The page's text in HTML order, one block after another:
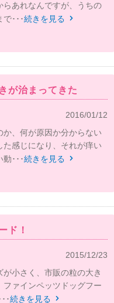
あれなんですが、うちの
で･･･続きを見る 
が治まってきた
2016/01/12
か、何が原因か分からない
感じになり、それが痒い
動･･･続きを見る 
ド！
2015/12/23
小さく、市販の粒の大き
ァインペッツドッグフー
･続きを見る 